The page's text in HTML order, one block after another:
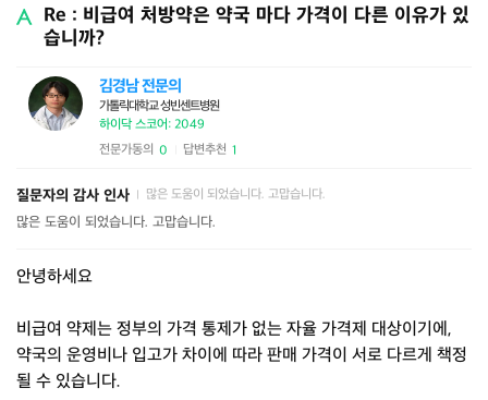
Re : 비급여 처방약은 약국 마다 가격이 다른 이유가 있
습니까?
김경남 전문의
가톨릭대학교 성빈센트병원
하이닥 스코어: 2049
전문가동의 0 답변추천 1
질문자의 감사 인사 많은 도움이 되었습니다. 고맙습니다.
많은 도움이 되었습니다. 고맙습니다.
안녕하세요
비급여 약제는 정부의 가격 통제가 없는 자율 가격제 대상이기에,
약국의 운영비나 입고가 차이에 따라 판매 가격이 서로 다르게 책정
될 수 있습니다.